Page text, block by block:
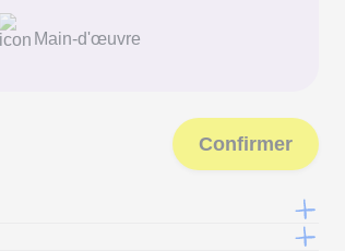
Main-d'œuvre